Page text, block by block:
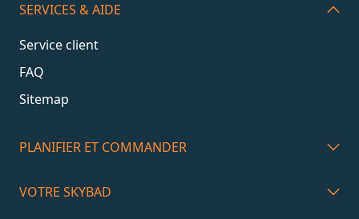
SERVICES & AIDE
Service client
FAQ
Sitemap
PLANIFIER ET COMMANDER
VOTRE SKYBAD